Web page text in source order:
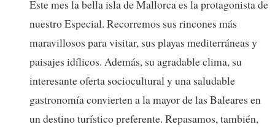
Este mes la bella isla de Mallorca es la protagonista de
nuestro Especial. Recorremos sus rincones más
maravillosos para visitar, sus playas mediterráneas y
paisajes idílicos. Además, su agradable clima, su
interesante oferta sociocultural y una saludable
gastronomía convierten a la mayor de las Baleares en
un destino turístico preferente. Repasamos, también,